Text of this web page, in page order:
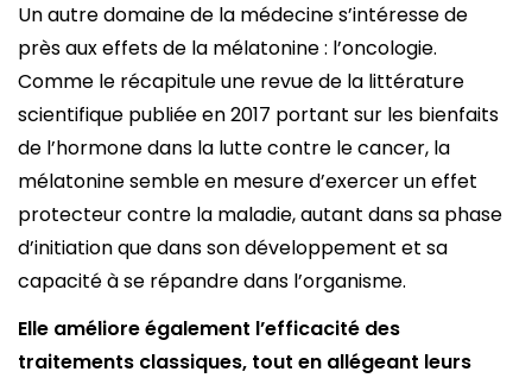
Un autre domaine de la médecine s’intéresse de
près aux effets de la mélatonine : l’oncologie.
Comme le récapitule une revue de la littérature
scientifique publiée en 2017 portant sur les bienfaits
de l’hormone dans la lutte contre le cancer, la
mélatonine semble en mesure d’exercer un effet
protecteur contre la maladie, autant dans sa phase
d’initiation que dans son développement et sa
capacité à se répandre dans l’organisme.
Elle améliore également l’efficacité des
traitements classiques, tout en allégeant leurs